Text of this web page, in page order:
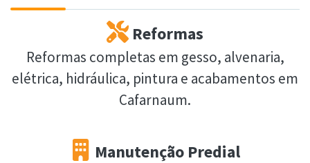
Reformas
Reformas completas em gesso, alvenaria,
elétrica, hidráulica, pintura e acabamentos em
Cafarnaum.
Manutenção Predial